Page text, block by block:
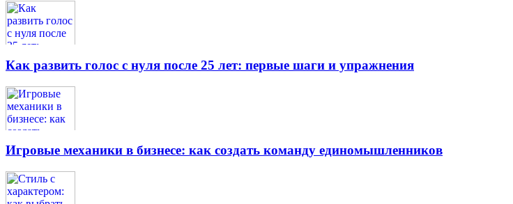
Как развить голос с нуля после 25 лет: первые шаги и упражнения
Игровые механики в бизнесе: как создать команду единомышленников